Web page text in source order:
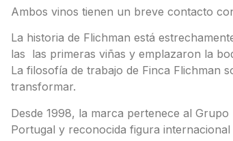
Ambos vinos tienen un breve contacto
La historia de Flichman está
las las primeras viñas y emplazaron la
La filosofía de trabajo de Finca Flichman
transformar.
Desde 1998, la marca pertenece al
Portugal y reconocida figura